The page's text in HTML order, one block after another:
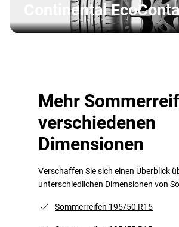
Continental
Mehr
verschiedenen
Dimensionen
Verschaffen Sie sich einen Überblick
unterschiedlichen Dimensionen von
Sommerreifen 195/50 R15